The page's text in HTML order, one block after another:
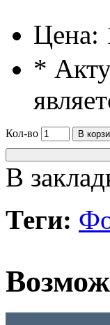
Цена:
*
Кол-во
В
В
Теги: